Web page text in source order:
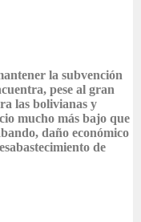
la subvención
pese al gran
las bolivianas y
mucho más bajo que
daño económico
de